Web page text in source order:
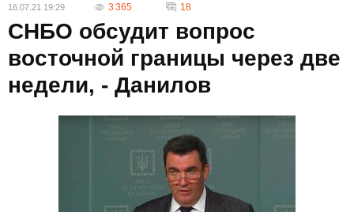
16.07.21 19:29 3 365 18
СНБО обсудит вопрос
восточной границы через две
недели, - Данилов